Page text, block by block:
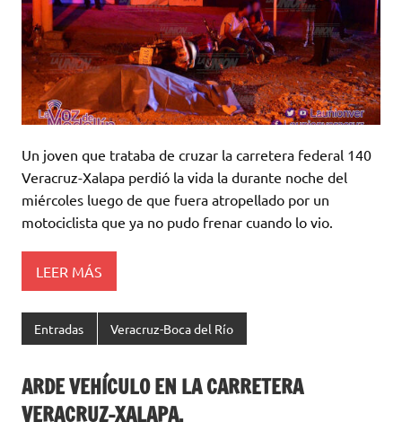
Un joven que trataba de cruzar la carretera federal 140
Veracruz-Xalapa perdió la vida la durante noche del
miércoles luego de que fuera atropellado por un
motociclista que ya no pudo frenar cuando lo vio.
LEER MÁS
Entradas Veracruz-Boca del Río
ARDE VEHÍCULO EN LA CARRETERA
VERACRUZ-XALAPA.